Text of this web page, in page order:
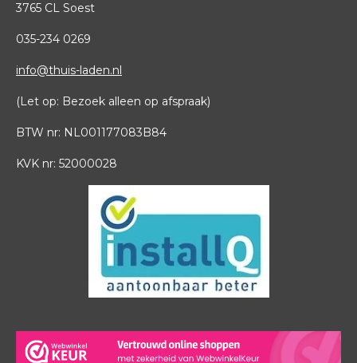
3765 CL Soest
035-234 0269
info@thuis-laden.nl
(Let op: Bezoek alleen op afspraak)
BTW nr: NL001177083B84
KVK nr: 52000028